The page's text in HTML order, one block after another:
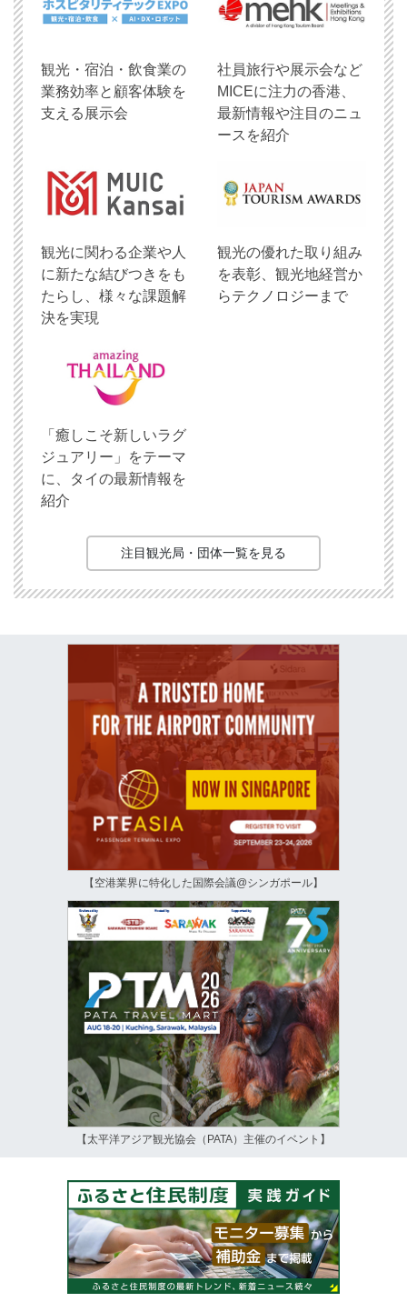
観光・宿泊・飲食業の
業務効率と顧客体験を
支える展示会
社員旅行や展示会など
MICEに注力の香港、
最新情報や注目のニュ
ースを紹介
観光に関わる企業や人
に新たな結びつきをも
たらし、様々な課題解
決を実現
観光の優れた取り組み
を表彰、観光地経営か
らテクノロジーまで
「癒しこそ新しいラグ
ジュアリー」をテーマ
に、タイの最新情報を
紹介
注目観光局・団体一覧を見る
【空港業界に特化した国際会議@シンガポール】
【太平洋アジア観光協会（PATA）主催のイベント】